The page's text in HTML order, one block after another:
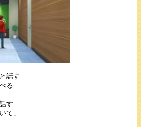
話す
る
す
て」